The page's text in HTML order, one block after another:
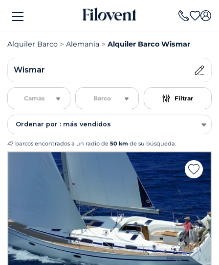
Alquiler Barco Alemania Alquiler Barco Wismar
Wismar
Camas Barco Filtrar
Ordenar por : más vendidos
47 barcos encontrados a un radio de 50 km de su búsqueda.